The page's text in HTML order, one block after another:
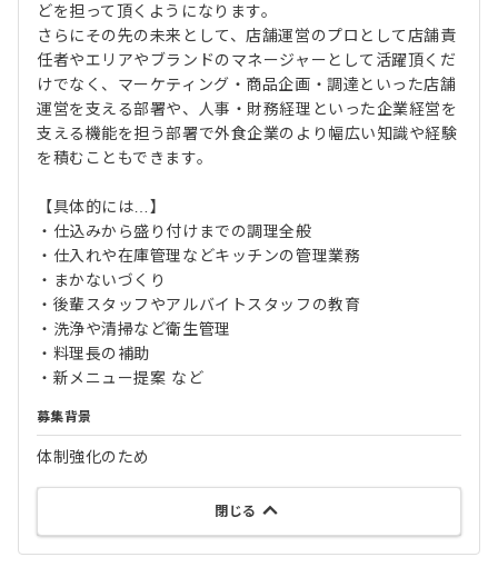
どを担って頂くようになります。
さらにその先の未来として、店舗運営のプロとして店舗責
任者やエリアやブランドのマネージャーとして活躍頂くだ
けでなく、マーケティング・商品企画・調達といった店舗
運営を支える部署や、人事・財務経理といった企業経営を
支える機能を担う部署で外食企業のより幅広い知識や経験
を積むこともできます。
【具体的には…】
・仕込みから盛り付けまでの調理全般
・仕入れや在庫管理などキッチンの管理業務
・まかないづくり
・後輩スタッフやアルバイトスタッフの教育
・洗浄や清掃など衛生管理
・料理長の補助
・新メニュー提案 など
募集背景
体制強化のため
閉じる